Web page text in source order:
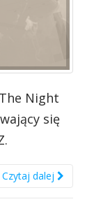
Night
się
Czytaj dalej